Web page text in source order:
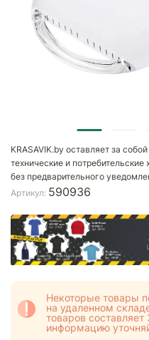
KRASAVIK.by оставляет за
технические и потребительские
без предварительного
Артикул: 590936
Некоторые товары
на удаленном
товаров
информацию